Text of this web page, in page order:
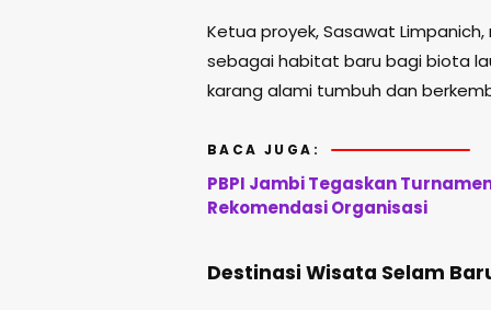
Ketua proyek,Sasawat Limpanich,
sebagai habitat baru bagi biota
karang alami tumbuh dan
BACA JUGA:
PBPI Jambi Tegaskan
Rekomendasi Organisasi
Destinasi Wisata Selam